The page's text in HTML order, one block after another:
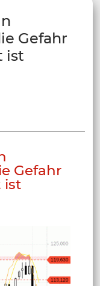
Gefahr
ist
Gefahr
ist